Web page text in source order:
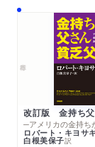
不尽さに声を上げ
2023/09/17
NHK「ラジオ深
さん）
2023/09/12
flierに著者イン
かこインタビュ
ロバート・キヨサキ
白根美保子訳